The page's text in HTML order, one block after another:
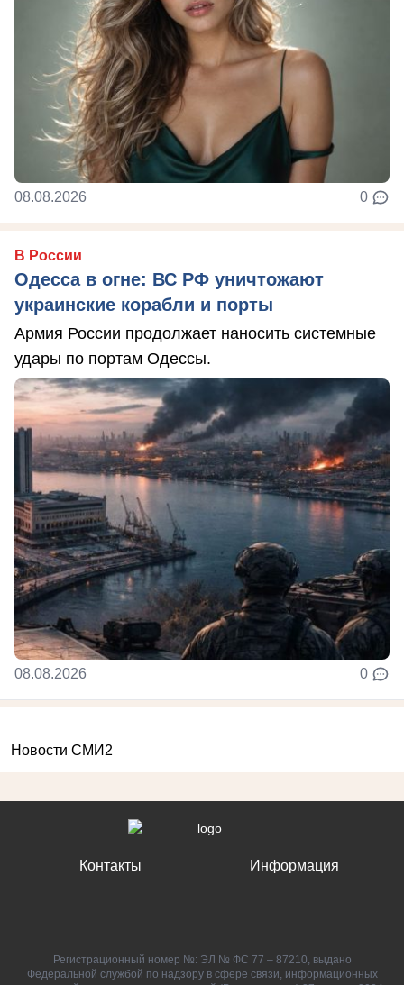
08.08.2026 0
В России
Одесса в огне: ВС РФ уничтожают
украинские корабли и порты
Армия России продолжает наносить системные
удары по портам Одессы.
08.08.2026 0
Новости СМИ2
Контакты Информация
Регистрационный номер №: ЭЛ № ФС 77 – 87210, выдано
Федеральной службой по надзору в сфере связи, информационных